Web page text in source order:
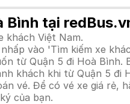
Bình tại
khách Việt Nam.
vào 'Tìm kiếm xe
từ Quận 5 đi Hoà
khách khi từ Quận 5 đi
vé. Để có vé xe giá rẻ,
của bạn.